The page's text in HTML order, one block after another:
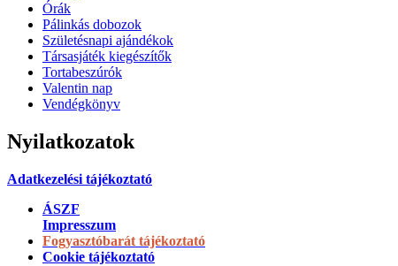
Órák
Pálinkás dobozok
Születésnapi ajándékok
Társasjáték kiegészítők
Tortabeszúrók
Valentin nap
Vendégkönyv
Nyilatkozatok
Adatkezelési tájékoztató
ÁSZF
Impresszum
Fogyasztóbarát tájékoztató
Cookie tájékoztató